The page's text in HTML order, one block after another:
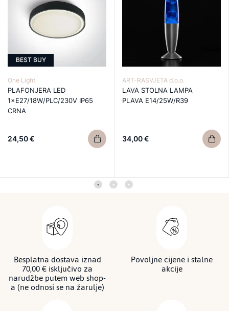
BEST BUY
One Light
PLAFONJERA LED
1×E27/18W/PLC/230V IP65
CRNA
24,50 €
ART-RASVJETA d.o.o.
LAVA STOLNA LAMPA
PLAVA E14/25W/R39
34,00 €
Besplatna dostava iznad
70,00 € isključivo za
narudžbe putem web shop-
a (ne odnosi se na žarulje)
Povoljne cijene i stalne
akcije